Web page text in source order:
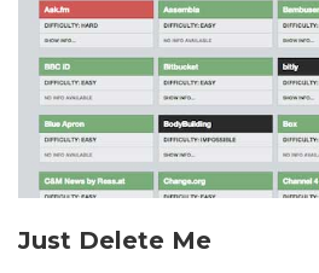
Just Delete Me